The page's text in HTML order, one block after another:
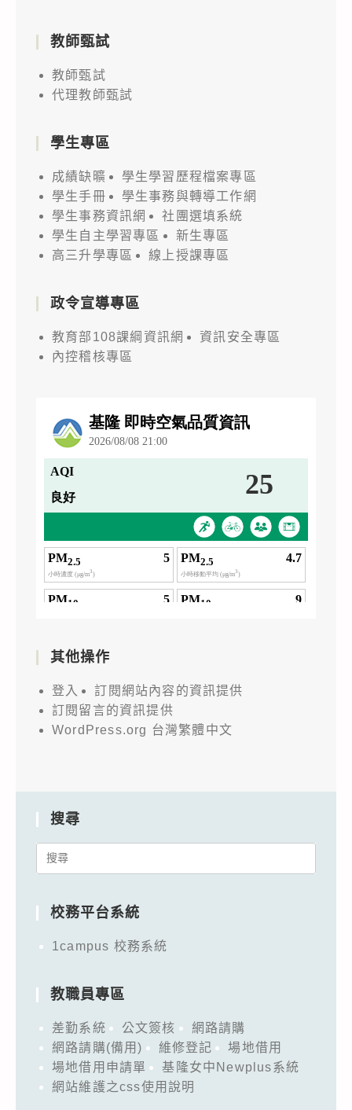
教師甄試
教師甄試
代理教師甄試
學生專區
成績缺曠
學生學習歷程檔案專區
學生手冊
學生事務與轉導工作網
學生事務資訊網
社團選填系統
學生自主學習專區
新生專區
高三升學專區
線上授課專區
政令宣導專區
教育部108課綱資訊網
資訊安全專區
內控稽核專區
其他操作
登入
訂閱網站內容的資訊提供
訂閱留言的資訊提供
WordPress.org 台灣繁體中文
搜尋
Search
校務平台系統
1campus 校務系統
教職員專區
差勤系統 公文簽核
網路請購
網路請購(備用)
維修登記
場地借用
場地借用申請單
基隆女中Newplus系統
網站維護之css使用說明